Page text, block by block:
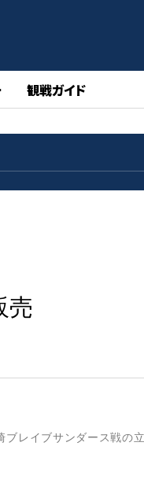
観戦ガイド
売
レイブサンダース戦の立